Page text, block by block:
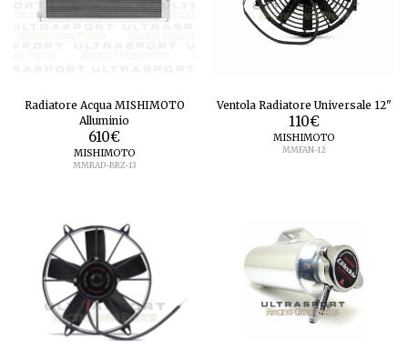
Radiatore Acqua MISHIMOTO
Alluminio
610€
MISHIMOTO
MMRAD-BRZ-13
Ventola Radiatore Universale 12"
110€
MISHIMOTO
MMFAN-12